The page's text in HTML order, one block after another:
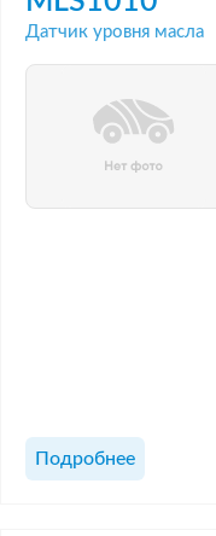
Датчик уровня масла
Подробнее